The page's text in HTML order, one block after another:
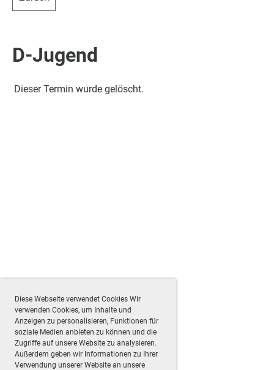
Diese Webseite verwendet Cookies Wir
verwenden Cookies, um Inhalte und
Anzeigen zu personalisieren, Funktionen für
soziale Medien anbieten zu können und die
Zugriffe auf unsere Website zu analysieren.
Außerdem geben wir Informationen zu Ihrer
Verwendung unserer Website an unsere
D-Jugend
Dieser Termin wurde gelöscht.